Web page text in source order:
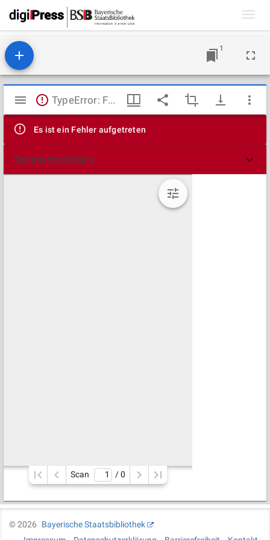
1
Mirador
Viewer
TypeError: Failed to fetch
Es ist ein Fehler aufgetreten
Technische Details
Scan / 0
©2026
Bayerische Staatsbibliothek